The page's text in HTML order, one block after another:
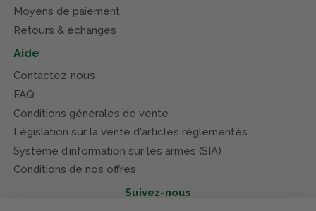
Moyens de paiement
Retours & échanges
Aide
Contactez-nous
FAQ
Conditions générales de vente
Législation sur la vente d'articles réglementés
Système d’information sur les armes (SIA)
Conditions de nos offres
Suivez-nous